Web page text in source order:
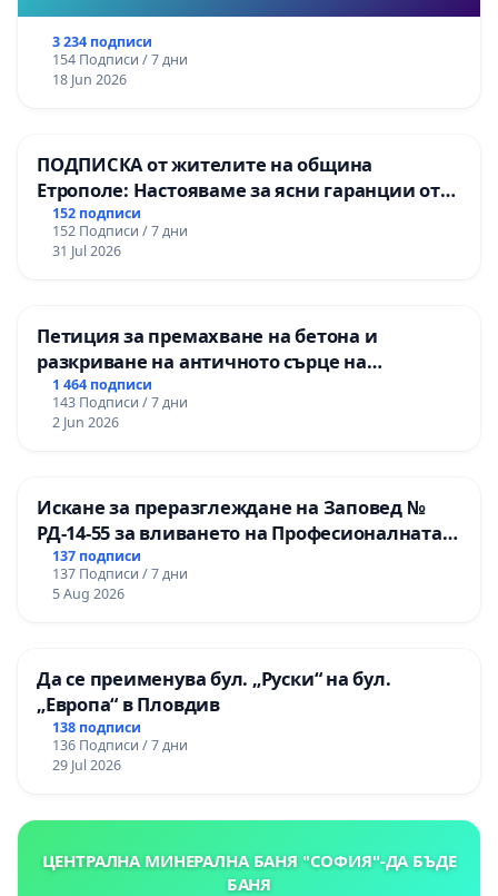
3 234 подписи
154 Подписи / 7 дни
18 Jun 2026
ПОДПИСКА от жителите на община
Етрополе: Настояваме за ясни гаранции от
“Елаците-МЕД” АД и от държавата, че ще се
изпълнят всички екологични норми!
152 подписи
152 Подписи / 7 дни
31 Jul 2026
Петиция за премахване на бетона и
разкриване на античното сърце на
Могиланската могила във Враца
1 464 подписи
143 Подписи / 7 дни
2 Jun 2026
Искане за преразглеждане на Заповед №
РД-14-55 за вливането на Професионалната
гимназия по промишлени технологии в
Професионалната гимназия по икономика и
мениджмънт – гр. Пазарджик
137 подписи
137 Подписи / 7 дни
5 Aug 2026
Да се преименува бул. „Руски“ на бул.
„Европа“ в Пловдив
138 подписи
136 Подписи / 7 дни
29 Jul 2026
ЦЕНТРАЛНА МИНЕРАЛНА БАНЯ "СОФИЯ"-ДА БЪДЕ
БАНЯ